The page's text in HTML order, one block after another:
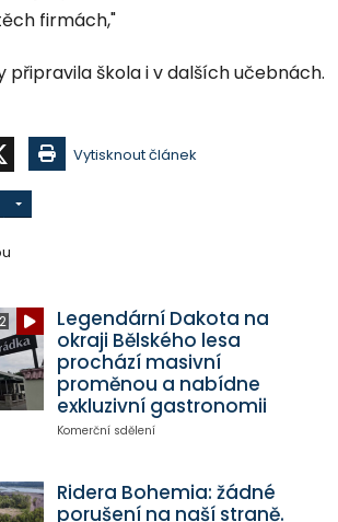
firmách,"
připravila škola i v dalších učebnách.
Vytisknout článek
Legendární Dakota na
okraji Bělského lesa
prochází masivní
proměnou a nabídne
exkluzivní gastronomii
Komerční sdělení
Ridera Bohemia: žádné
porušení na naší straně.